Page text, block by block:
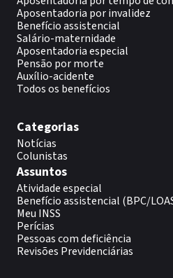
Aposentadoria por invalidez
Benefício assistencial
Salário-maternidade
Aposentadoria especial
Pensão por morte
Auxílio-acidente
Todos os benefícios
Categorias
Notícias
Colunistas
Assuntos
Atividade especial
Benefício assistencial (BPC/
Meu INSS
Perícias
Pessoas com deficiência
Revisões Previdenciárias